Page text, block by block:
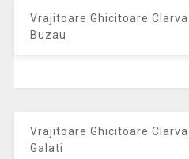
Vrajitoare Ghicitoare
Buzau
Vrajitoare Ghicitoare
Galati